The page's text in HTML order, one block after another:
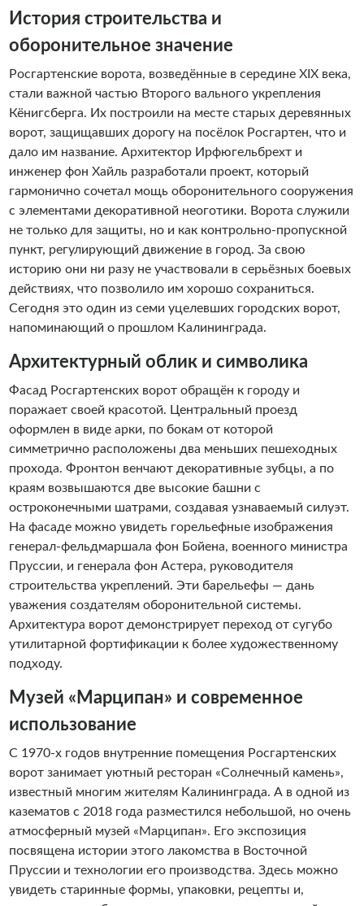
История строительства и
оборонительное значение
Росгартенские ворота, возведённые в середине XIX века,
стали важной частью Второго вального укрепления
Кёнигсберга. Их построили на месте старых деревянных
ворот, защищавших дорогу на посёлок Росгартен, что и
дало им название. Архитектор Ирфюгельбрехт и
инженер фон Хайль разработали проект, который
гармонично сочетал мощь оборонительного сооружения
с элементами декоративной неоготики. Ворота служили
не только для защиты, но и как контрольно-пропускной
пункт, регулирующий движение в город. За свою
историю они ни разу не участвовали в серьёзных боевых
действиях, что позволило им хорошо сохраниться.
Сегодня это один из семи уцелевших городских ворот,
напоминающий о прошлом Калининграда.
Архитектурный облик и символика
Фасад Росгартенских ворот обращён к городу и
поражает своей красотой. Центральный проезд
оформлен в виде арки, по бокам от которой
симметрично расположены два меньших пешеходных
прохода. Фронтон венчают декоративные зубцы, а по
краям возвышаются две высокие башни с
остроконечными шатрами, создавая узнаваемый силуэт.
На фасаде можно увидеть горельефные изображения
генерал-фельдмаршала фон Бойена, военного министра
Пруссии, и генерала фон Астера, руководителя
строительства укреплений. Эти барельефы — дань
уважения создателям оборонительной системы.
Архитектура ворот демонстрирует переход от сугубо
утилитарной фортификации к более художественному
подходу.
Музей «Марципан» и современное
использование
С 1970-х годов внутренние помещения Росгартенских
ворот занимает уютный ресторан «Солнечный камень»,
известный многим жителям Калининграда. А в одной из
казематов с 2018 года разместился небольшой, но очень
атмосферный музей «Марципан». Его экспозиция
посвящена истории этого лакомства в Восточной
Пруссии и технологии его производства. Здесь можно
увидеть старинные формы, упаковки, рецепты и,